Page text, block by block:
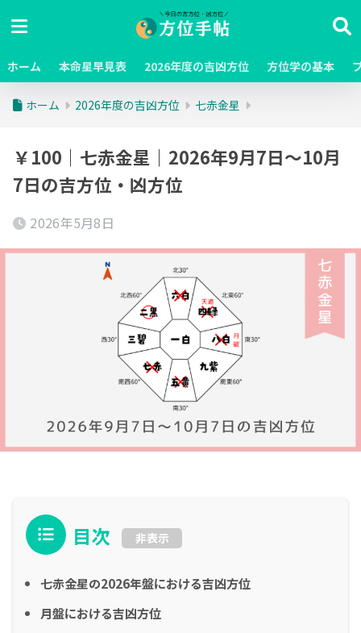
ホーム 本命星早見表 2026年度の吉凶方位 方位学の基本
ホーム 2026年度の吉凶方位 七赤金星
￥100｜七赤金星｜2026年9月7日～10月
7日の吉方位・凶方位
2026年5月8日
目次 非表示
七赤金星の2026年盤における吉凶方位
月盤における吉凶方位